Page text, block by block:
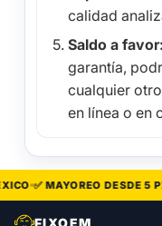
calidad
Saldo a favor:
garantía,
cualquier
en línea o en
✅ MAYOREO DESDE 5
FIXOEM